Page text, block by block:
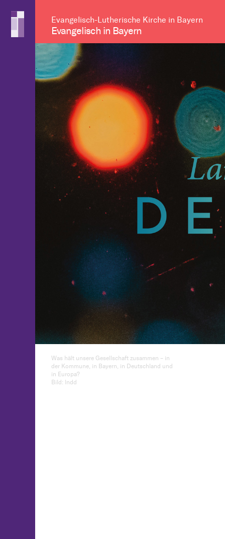
Evangelisch-Lutherische Kirche in Bayern
Evangelisch in Bayern
Was hält unsere Gesellschaft zusammen – in
der Kommune, in Bayern, in Deutschland und
in Europa?
Bild: lndd